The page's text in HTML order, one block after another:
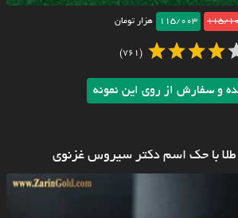
115/
115/003 هزار تومان
(761)
و سفارش از روی این نمونه
طلا با حک اسم دکتر سیروس غزنوی